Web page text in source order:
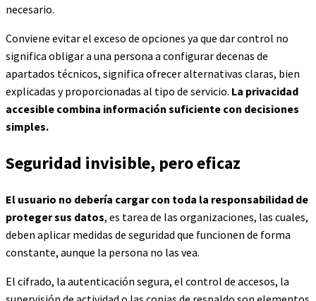
necesario.
Conviene evitar el exceso de opciones ya que dar control no
significa obligar a una persona a configurar decenas de
apartados técnicos, significa ofrecer alternativas claras, bien
explicadas y proporcionadas al tipo de servicio. La privacidad
accesible combina información suficiente con decisiones
simples.
Seguridad invisible, pero eficaz
El usuario no debería cargar con toda la responsabilidad de
proteger sus datos, es tarea de las organizaciones, las cuales,
deben aplicar medidas de seguridad que funcionen de forma
constante, aunque la persona no las vea.
El cifrado, la autenticación segura, el control de accesos, la